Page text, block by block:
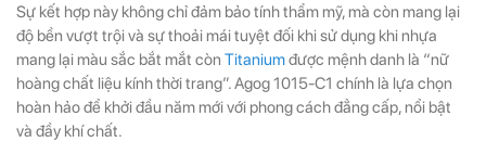
Sự kết hợp này không chỉ đảm bảo tính thẩm mỹ, mà còn mang lại
độ bền vượt trội và sự thoải mái tuyệt đối khi sử dụng khi nhựa
mang lại màu sắc bắt mắt còn Titaniumđược mệnh danh là “nữ
hoàng chất liệu kính thời trang”. Agog 1015-C1 chính là lựa chọn
hoàn hảo để khởi đầu năm mới với phong cách đẳng cấp, nổi bật
và đầy khí chất.